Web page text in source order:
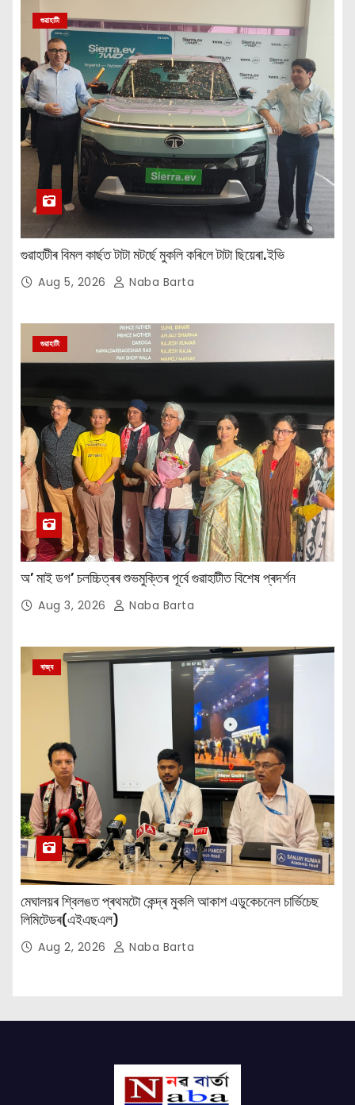
গুৱাহাটী
গুৱাহাটীৰ বিমল কাৰ্ছত টাটা মটৰ্ছে মুকলি কৰিলে টাটা ছিয়েৰা.ইভি
Aug 5, 2026 Naba Barta
গুৱাহাটী
অ’ মাই ডগ’ চলচ্চিত্ৰৰ শুভমুক্তিৰ পূৰ্বে গুৱাহাটীত বিশেষ প্ৰদৰ্শন
Aug 3, 2026 Naba Barta
ৰাজ্য
মেঘালয়ৰ শ্বিলঙত প্ৰথমটো কেন্দ্ৰ মুকলি আকাশ এডুকেচনেল চাৰ্ভিচেছ
লিমিটেডৰ(এইএছএল)
Aug 2, 2026 Naba Barta